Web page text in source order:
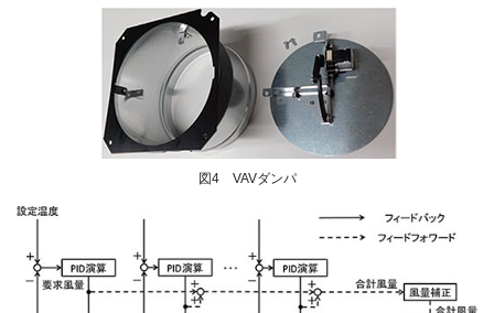
図4 VAVダンパ